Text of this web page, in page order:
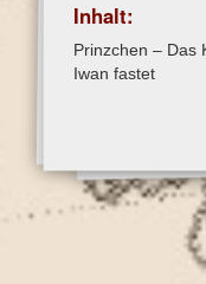
Inhalt:
Prinzchen – Das
Iwan fastet